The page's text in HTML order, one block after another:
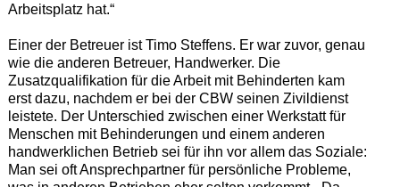
Arbeitsplatz hat.“
Einer der Betreuer ist Timo Steffens. Er war zuvor, genau
wie die anderen Betreuer, Handwerker. Die
Zusatzqualifikation für die Arbeit mit Behinderten kam
erst dazu, nachdem er bei der CBW seinen Zivildienst
leistete. Der Unterschied zwischen einer Werkstatt für
Menschen mit Behinderungen und einem anderen
handwerklichen Betrieb sei für ihn vor allem das Soziale:
Man sei oft Ansprechpartner für persönliche Probleme,